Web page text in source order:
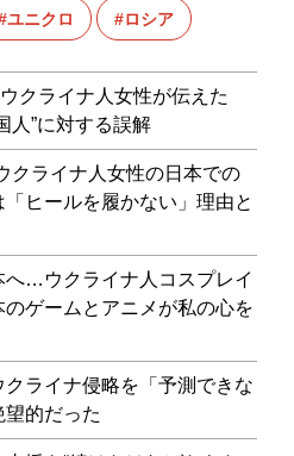
ユニクロ ロシア
クライナ人女性が伝えた
人”に対する誤解
クライナ人女性の日本での
ヒールを履かない」理由と
へ…ウクライナ人コスプレイ
ゲームとアニメが私の心を
クライナ侵略を「予測できな
的だった